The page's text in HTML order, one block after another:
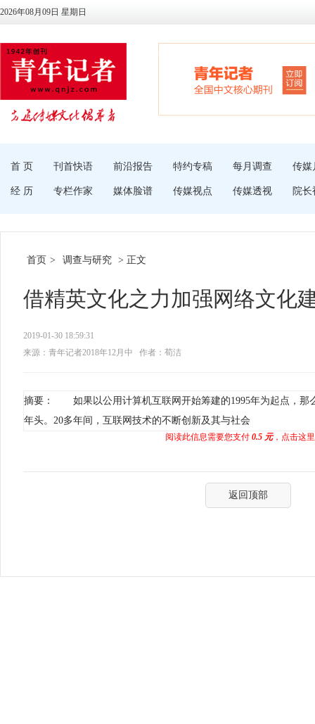
2026年08月09日 星期日
首 页 刊首快语 前沿报告 特约专稿 每月调查 传媒
经 历 专栏作家 媒体脸谱 传媒视点 传媒透视 院长
首页 > 调查与研究 > 正文
借精英文化之力加强网络文化
2019-01-30 18:59:31
来源：青年记者2018年12月中
作者：荀洁
摘要： 如果以公用计算机互联网开始筹建的1995年为起点，那
年头。20多年间，互联网技术的不断创新及其与社会
阅读此信息需要您支付 0.5 元，点击这
返回顶部